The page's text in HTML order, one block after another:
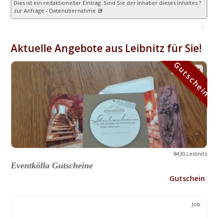
Dies ist ein redaktioneller Eintrag. Sind Sie der Inhaber dieses Inhaltes ?
zur Anfrage - Datenübernahme
C
Aktuelle Angebote aus Leibnitz für Sie!
Gutschein
8430 Leibnitz
Eventkölla Gutscheine
Gutschein
Gutschein
Job